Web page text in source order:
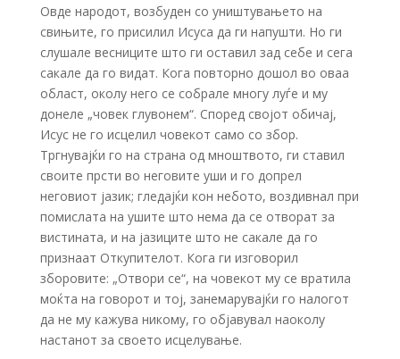
Овде народот, возбуден со уништувањето на
свињите, го присилил Исуса да ги напушти. Но ги
слушале весниците што ги оставил зад себе и сега
сакале да го видат. Кога повторно дошол во оваа
област, околу него се собрале многу луѓе и му
донеле „човек глувонем“. Според својот обичај,
Исус не го исцелил човекот само со збор.
Тргнувајќи го на страна од мноштвото, ги ставил
своите прсти во неговите уши и го допрел
неговиот јазик; гледајќи кон небото, воздивнал при
помислата на ушите што нема да се отворат за
вистината, и на јазиците што не сакале да го
признаат Откупителот. Кога ги изговорил
зборовите: „Отвори се“, на човекот му се вратила
моќта на говорот и тој, занемарувајќи го налогот
да не му кажува никому, го објавувал наоколу
настанот за своето исцелување.